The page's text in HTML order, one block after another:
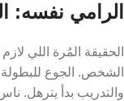
الرامي نفسه:
الشخص. الجوع
والتدريب بدأ يترهل.